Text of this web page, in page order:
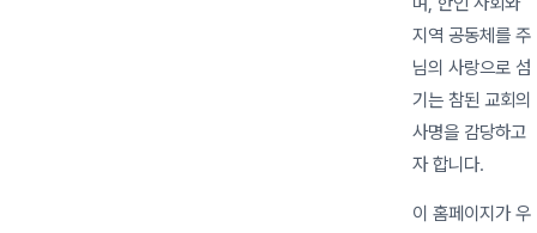
지역 공동체를 주
님의 사랑으로 섬
기는 참된 교회의
사명을 감당하고
자 합니다.
이 홈페이지가 우